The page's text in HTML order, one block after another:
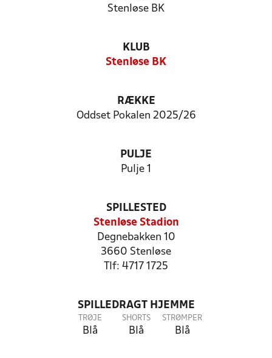
Stenløse BK
KLUB
Stenløse BK
RÆKKE
Oddset Pokalen 2025/26
PULJE
Pulje 1
SPILLESTED
Stenløse Stadion
Degnebakken 10
3660 Stenløse
Tlf: 4717 1725
SPILLEDRAGT HJEMME
TRØJE
Blå
SHORTS
Blå
STRØMPER
Blå